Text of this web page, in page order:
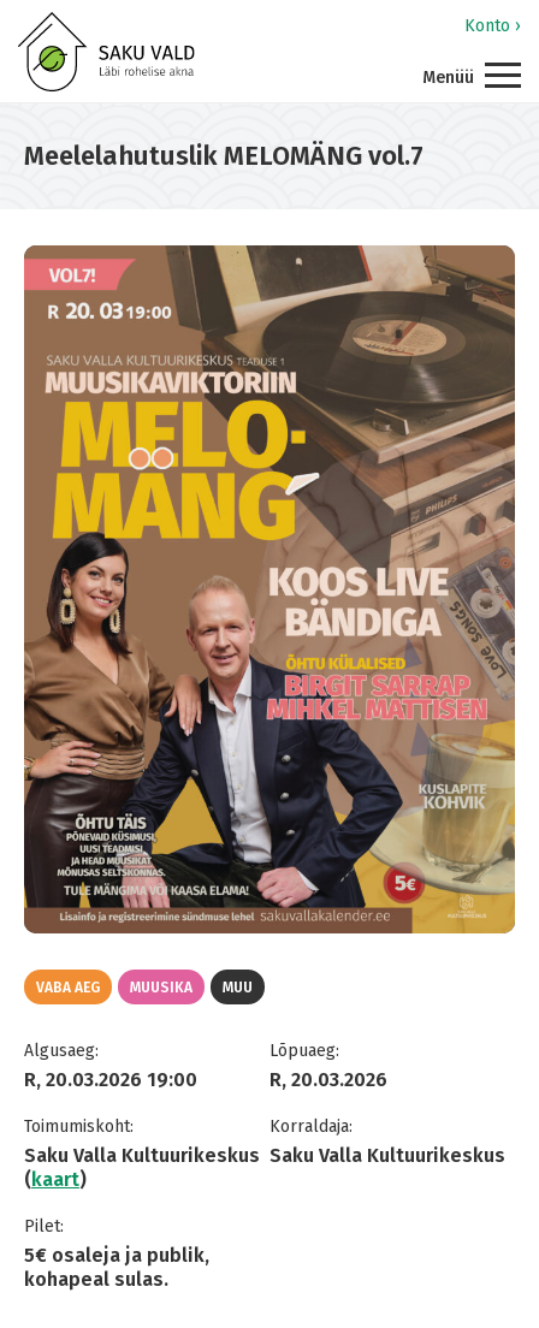
Konto ›
Menüü
Meelelahutuslik MELOMÄNG vol.7
VABA AEG MUUSIKA MUU
Algusaeg:
R, 20.03.2026 19:00
Lõpuaeg:
R, 20.03.2026
Toimumiskoht:
Saku Valla Kultuurikeskus
(kaart)
Korraldaja:
Saku Valla Kultuurikeskus
Pilet:
5€ osaleja ja publik,
kohapeal sulas.